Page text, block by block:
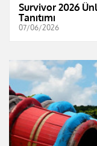
Survivor 2026
Tanıtımı
07/06/2026